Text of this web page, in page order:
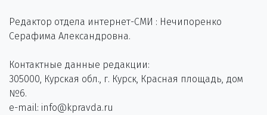
Редактор отдела интернет-СМИ : Нечипоренко
Серафима Александровна.
Контактные данные редакции:
305000, Курская обл., г. Курск, Красная площадь, дом
№6.
e-mail: info@kpravda.ru